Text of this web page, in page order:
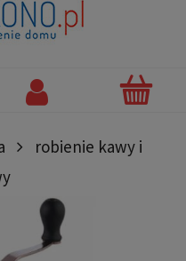
robienie kawy i